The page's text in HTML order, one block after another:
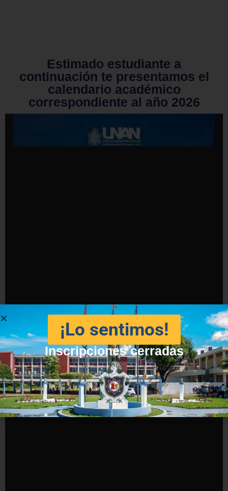
Estimado estudiante a
continuación te presentamos el
calendario académico
correspondiente al año 2026
¡Lo sentimos!
Inscripciones cerradas